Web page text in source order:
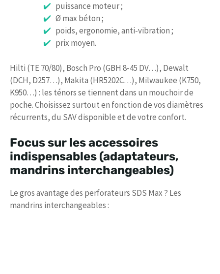
puissance moteur ;
Ø max béton ;
poids, ergonomie, anti-vibration ;
prix moyen.
Hilti (TE 70/80), Bosch Pro (GBH 8-45 DV…), Dewalt
(DCH, D257…), Makita (HR5202C…), Milwaukee (K750,
K950…) : les ténors se tiennent dans un mouchoir de
poche. Choisissez surtout en fonction de vos diamètres
récurrents, du SAV disponible et de votre confort.
Focus sur les accessoires
indispensables (adaptateurs,
mandrins interchangeables)
Le gros avantage des perforateurs SDS Max ? Les
mandrins interchangeables :